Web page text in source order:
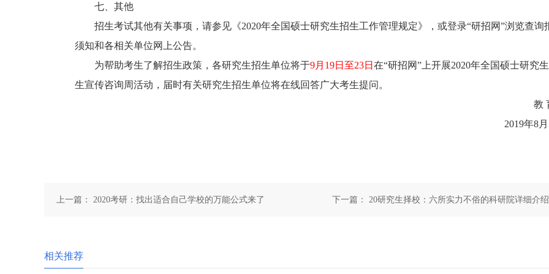
七、其他
招生考试其他有关事项，请参见《2020年全国硕士研究生招生工作管理规定》，或登录“研招网”浏览查询
须知和各相关单位网上公告。
为帮助考生了解招生政策，各研究生招生单位将于9月19日至23日 在“研招网”上开展2020年全国硕士研究
生宣传咨询周活动，届时有关研究生招生单位将在线回答广大考生提问。
教
2019年8月
上一篇： 2020考研：找出适合自己学校的万能公式来了 下一篇： 20研究生择校：六所实力不俗的科研院详细介绍
相关推荐